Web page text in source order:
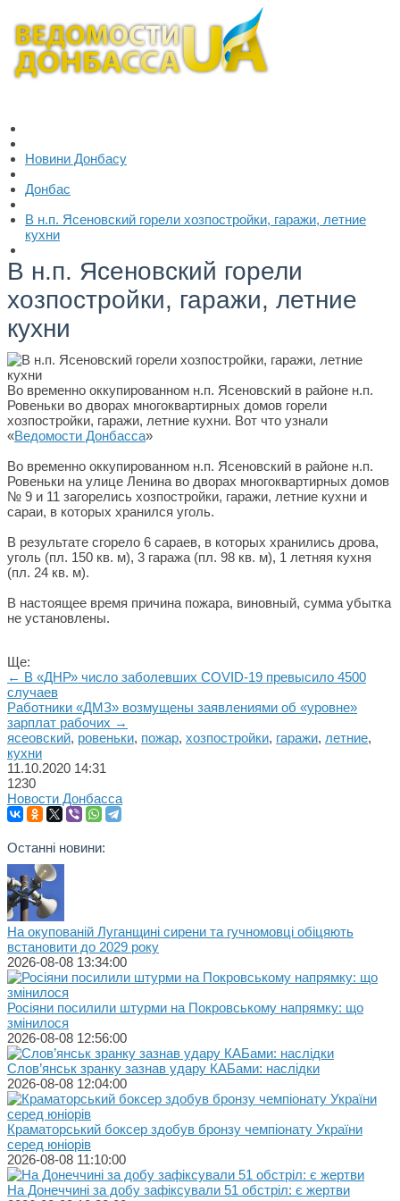
Новини Донбасу
Донбас
В н.п. Ясеновский горели хозпостройки, гаражи, летние
кухни
В н.п. Ясеновский горели
хозпостройки, гаражи, летние
кухни
Во временно оккупированном н.п. Ясеновский в районе н.п.
Ровеньки во дворах многоквартирных домов горели
хозпостройки, гаражи, летние кухни. Вот что узнали
«Ведомости Донбасса»
Во временно оккупированном н.п. Ясеновский в районе н.п.
Ровеньки на улице Ленина во дворах многоквартирных домов
№ 9 и 11 загорелись хозпостройки, гаражи, летние кухни и
сараи, в которых хранился уголь.
В результате сгорело 6 сараев, в которых хранились дрова,
уголь (пл. 150 кв. м), 3 гаража (пл. 98 кв. м), 1 летняя кухня
(пл. 24 кв. м).
В настоящее время причина пожара, виновный, сумма убытка
не установлены.
Ще:
← В «ДНР» число заболевших COVID-19 превысило 4500
случаев
Работники «ДМЗ» возмущены заявлениями об «уровне»
зарплат рабочих →
ясеовский, ровеньки, пожар, хозпостройки, гаражи, летние,
кухни
11.10.2020 14:31
1230
Новости Донбасса
Останні новини:
На окупованій Луганщині сирени та гучномовці обіцяють
встановити до 2029 року
2026-08-08 13:34:00
Росіяни посилили штурми на Покровському напрямку: що
змінилося
2026-08-08 12:56:00
Слов’янськ зранку зазнав удару КАБами: наслідки
2026-08-08 12:04:00
Краматорський боксер здобув бронзу чемпіонату України
серед юніорів
2026-08-08 11:10:00
На Донеччині за добу зафіксували 51 обстріл: є жертви